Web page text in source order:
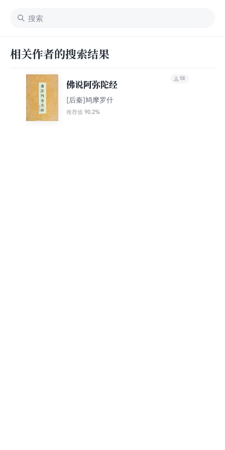
相关作者的搜索结果
佛说阿弥陀经
[后秦]鸠摩罗什
推荐值 90.2%
58